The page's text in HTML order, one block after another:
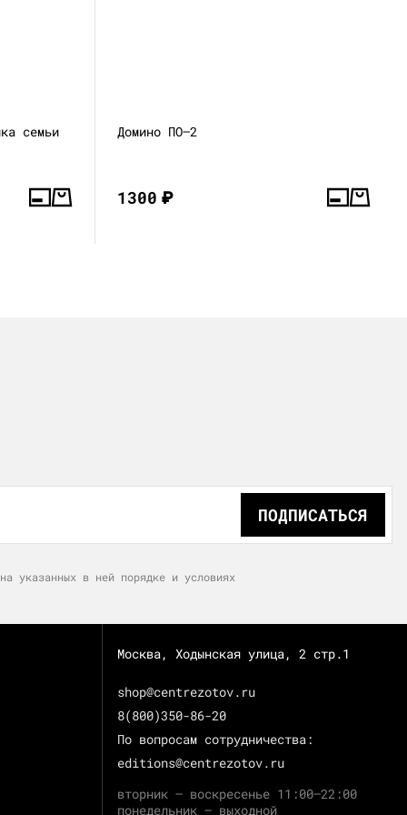
семьи Домино ПО—2
1300₽
ПОДПИСАТЬСЯ
указанных в ней порядке и условиях
Москва, Ходынская улица, 2 стр.1
shop@centrezotov.ru
8(800)350-86-20
По вопросам сотрудничества:
editions@centrezotov.ru
вторник — воскресенье 11:00–22:00
понедельник — выходной